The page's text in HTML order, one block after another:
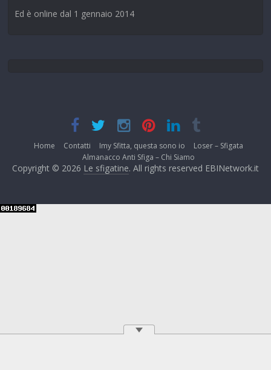
Ed è online dal 1 gennaio 2014
Home Contatti Imy Sfitta, questa sono io
Loser – Sfigata
Almanacco Anti Sfiga – Chi Siamo
Copyright © 2026 Le sfigatine. All rights reserved EBINetwork.it